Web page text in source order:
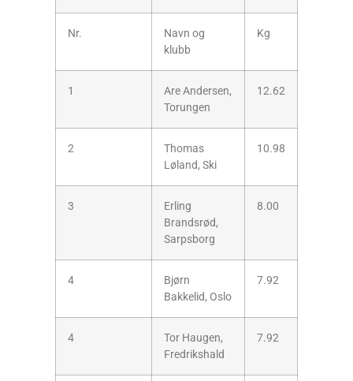
Nr.
Navn og
klubb
Kg
1
Are Andersen,
Torungen
12.62
2
Thomas
Løland, Ski
10.98
3
Erling
Brandsrød,
Sarpsborg
8.00
4
Bjørn
Bakkelid, Oslo
7.92
4
Tor Haugen,
Fredrikshald
7.92